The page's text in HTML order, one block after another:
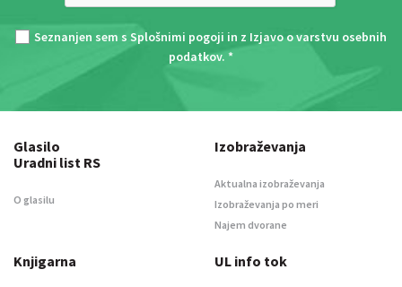
Seznanjen sem s Splošnimi pogoji in z Izjavo o varstvu osebnih
podatkov. *
Glasilo
Uradni list RS
O glasilu
Izobraževanja
Aktualna izobraževanja
Izobraževanja po meri
Najem dvorane
Knjigarna UL info tok